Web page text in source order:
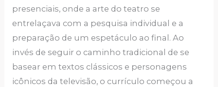
presenciais, onde a arte do teatro se
entrelaçava com a pesquisa individual e a
preparação de um espetáculo ao final. Ao
invés de seguir o caminho tradicional de se
basear em textos clássicos e personagens
icônicos da televisão, o currículo começou a